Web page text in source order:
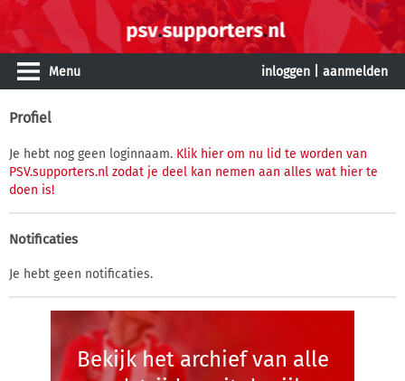
Menu inloggen aanmelden
Profiel
Je hebt nog geen loginnaam. Klik hier om nu lid te worden van
PSV.supporters.nl zodat je deel kan nemen aan alles wat hier te
doen is!
Notificaties
Je hebt geen notificaties.
Bekijk het archief van alle